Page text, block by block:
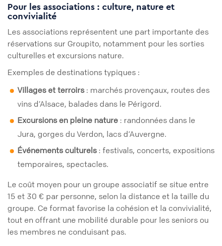
Pour les associations : culture, nature et
convivialité
Les associations représentent une part importante des
réservations sur Groupito, notamment pour les sorties
culturelles et excursions nature.
Exemples de destinations typiques :
Villages et terroirs: marchés provençaux, routes des
vins d’Alsace, balades dans le Périgord.
Excursions en pleine nature : randonnées dans le
Jura, gorges du Verdon, lacs d’Auvergne.
Événements culturels: festivals, concerts, expositions
temporaires, spectacles.
Le coût moyen pour un groupe associatif se situe entre
15 et 30 € par personne, selon la distance et la taille du
groupe. Ce format favorise la cohésion et la convivialité,
tout en offrant une mobilité durable pour les seniors ou
les membres ne conduisant pas.